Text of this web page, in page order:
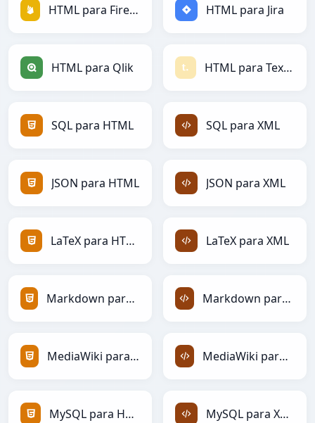
HTML para Firebase HTML para Jira
HTML para Qlik HTML para Textile
SQL para HTML SQL para XML
JSON para HTML JSON para XML
LaTeX para HTML LaTeX para XML
Markdown para HTML Markdown para XML
MediaWiki para HTML MediaWiki para XML
MySQL para HTML MySQL para XML